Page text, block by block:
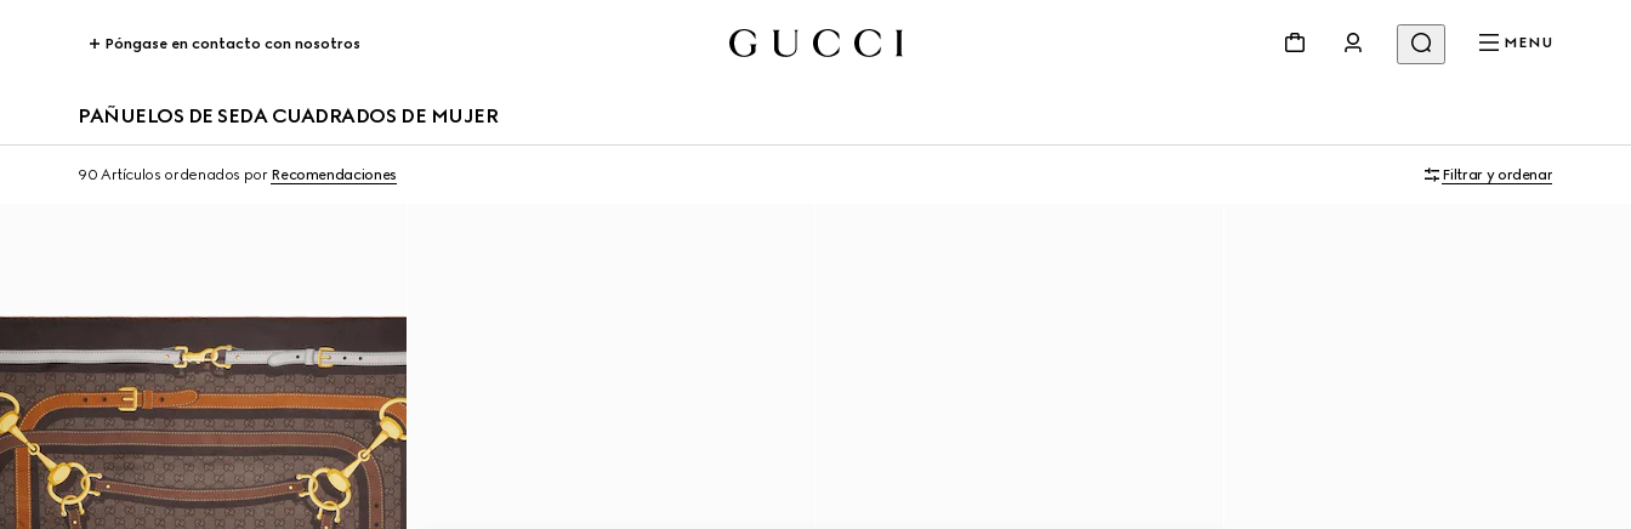
Póngase en contacto con nosotros MENU
PAÑUELOS DE SEDA CUADRADOS DE MUJER
90 Artículos ordenados por Recomendaciones Filtrar y ordenar